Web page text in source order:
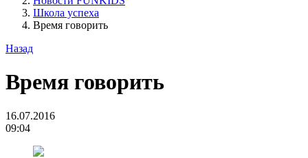
Школа успеха
Время говорить
Назад
Время говорить
16.07.2016
09:04